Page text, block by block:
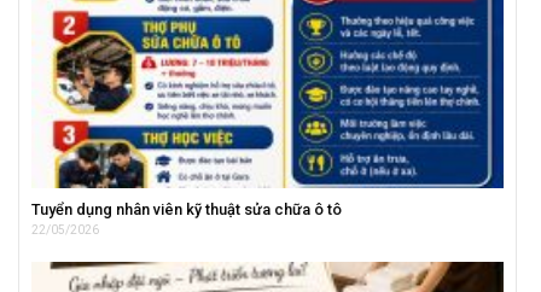
Tuyển dụng nhân viên kỹ thuật sửa chữa ô tô
22/05/2026